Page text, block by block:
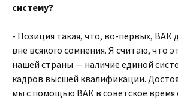
систему?
- Позиция такая, что, во-первых, ВАК
вне всякого сомнения. Я считаю, что
нашей страны — наличие единой
кадров высшей квалификации.
мы с помощью ВАК в советское время